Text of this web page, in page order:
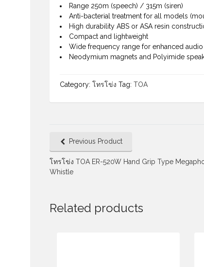
Range 250m (speech) / 315m (siren)
Anti-bacterial treatment for all models
High durability ABS or ASA resin
Compact and lightweight
Wide frequency range for enhanced
Neodymium magnets and Polyimide
Category: โทรโข่ง Tag: TOA
Previous Product
โทรโข่ง TOA ER-520W Hand Grip Type
Whistle
Related products